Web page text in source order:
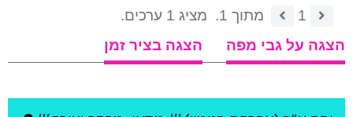
1 מתוך 1.
מציג 1 ערכים.
הצגה על גבי מפה
הצגה בציר זמן